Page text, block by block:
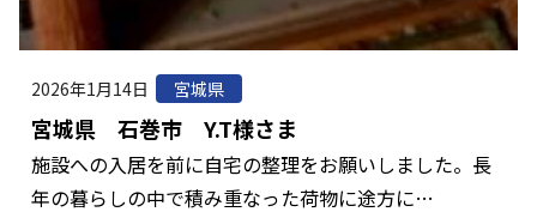
2026年1月14日 宮城県
宮城県 石巻市 Y.T様さま
施設への入居を前に自宅の整理をお願いしました。長
年の暮らしの中で積み重なった荷物に途方に…